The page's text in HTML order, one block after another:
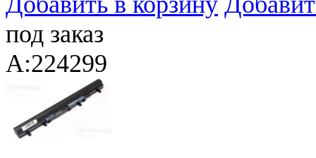
под заказ
A:224299